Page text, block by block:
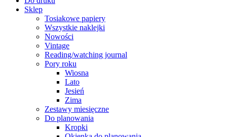
Sklep
Tosiakowe papiery
Wszystkie naklejki
Nowości
Vintage
Reading/watching journal
Pory roku
Wiosna
Lato
Jesień
Zima
Zestawy miesięczne
Do planowania
Kropki